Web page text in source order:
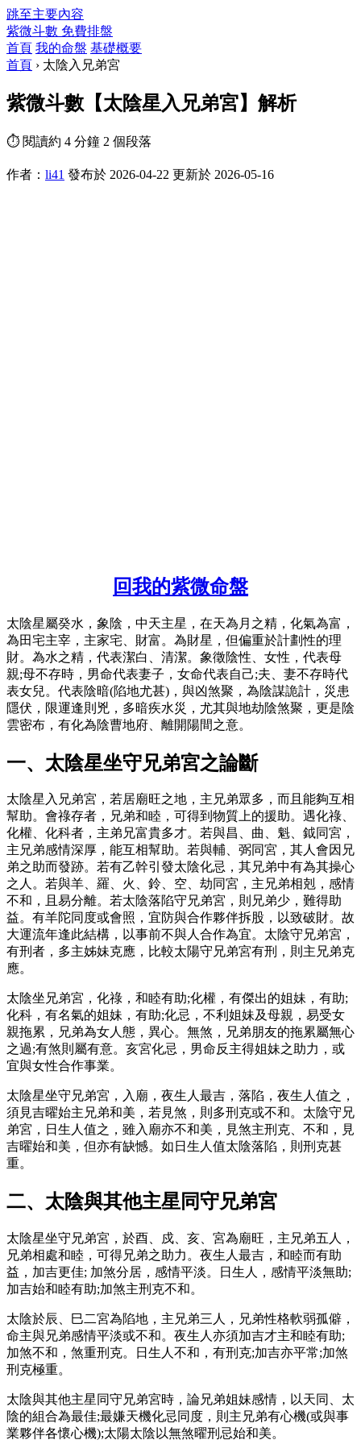
跳至主要內容
紫微斗數 免費排盤
首頁 我的命盤 基礎概要
首頁 › 太陰入兄弟宮
紫微斗數【太陰星入兄弟宮】解析
⏱ 閱讀約 4 分鐘 2 個段落
作者： li41 發布於 2026-04-22 更新於 2026-05-16
回我的紫微命盤
太陰星屬癸水，象陰，中天主星，在天為月之精，化氣為富，
為田宅主宰，主家宅、財富。為財星，但偏重於計劃性的理
財。為水之精，代表潔白、清潔。象徵陰性、女性，代表母
親;母不存時，男命代表妻子，女命代表自己;夫、妻不存時代
表女兒。代表陰暗(陷地尤甚)，與凶煞聚，為陰謀詭計，災患
隱伏，限運逢則兇，多暗疾水災，尤其與地劫陰煞聚，更是陰
雲密布，有化為陰曹地府、離開陽間之意。
一、太陰星坐守兄弟宮之論斷
太陰星入兄弟宮，若居廟旺之地，主兄弟眾多，而且能夠互相
幫助。會祿存者，兄弟和睦，可得到物質上的援助。遇化祿、
化權、化科者，主弟兄富貴多才。若與昌、曲、魁、鉞同宮，
主兄弟感情深厚，能互相幫助。若與輔、弼同宮，其人會因兄
弟之助而發跡。若有乙幹引發太陰化忌，其兄弟中有為其操心
之人。若與羊、羅、火、鈴、空、劫同宮，主兄弟相剋，感情
不和，且易分離。若太陰落陷守兄弟宮，則兄弟少，難得助
益。有羊陀同度或會照，宜防與合作夥伴拆股，以致破財。故
大運流年逢此結構，以事前不與人合作為宜。太陰守兄弟宮，
有刑者，多主姊妹克應，比較太陽守兄弟宮有刑，則主兄弟克
應。
太陰坐兄弟宮，化祿，和睦有助;化權，有傑出的姐妹，有助;
化科，有名氣的姐妹，有助;化忌，不利姐妹及母親，易受女
親拖累，兄弟為女人態，異心。無煞，兄弟朋友的拖累屬無心
之過;有煞則屬有意。亥宮化忌，男命反主得姐妹之助力，或
宜與女性合作事業。
太陰星坐守兄弟宮，入廟，夜生人最吉，落陷，夜生人值之，
須見吉曜始主兄弟和美，若見煞，則多刑克或不和。太陰守兄
弟宮，日生人值之，雖入廟亦不和美，見煞主刑克、不和，見
吉曜始和美，但亦有缺憾。如日生人值太陰落陷，則刑克甚
重。
二、太陰與其他主星同守兄弟宮
太陰星坐守兄弟宮，於酉、戍、亥、宮為廟旺，主兄弟五人，
兄弟相處和睦，可得兄弟之助力。夜生人最吉，和睦而有助
益，加吉更佳; 加煞分居，感情平淡。日生人，感情平淡無助;
加吉始和睦有助;加煞主刑克不和。
太陰於辰、巳二宮為陷地，主兄弟三人，兄弟性格軟弱孤僻，
命主與兄弟感情平淡或不和。夜生人亦須加吉才主和睦有助;
加煞不和，煞重刑克。日生人不和，有刑克;加吉亦平常;加煞
刑克極重。
太陰與其他主星同守兄弟宮時，論兄弟姐妹感情，以天同、太
陰的組合為最佳;最嫌天機化忌同度，則主兄弟有心機(或與事
業夥伴各懷心機);太陽太陰以無煞曜刑忌始和美。